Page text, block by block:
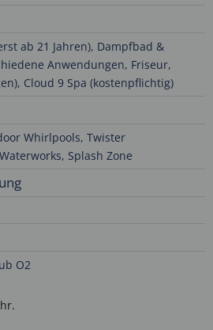
ab 21 Jahren), Dampfbad &
Anwendungen, Friseur,
Cloud 9 Spa (kostenpflichtig)
Whirlpools, Twister
Splash Zone
O2